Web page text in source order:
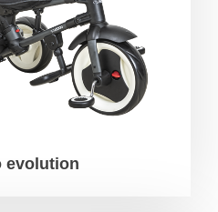
evolution